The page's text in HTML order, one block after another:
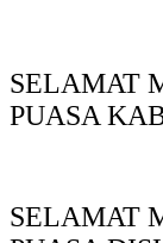
SELAMAT
PUASA
SELAMAT